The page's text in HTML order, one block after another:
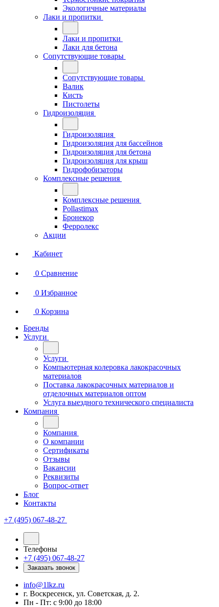
Экологичные материалы
Лаки и пропитки
Лаки и пропитки
Лаки для бетона
Сопутствующие товары
Сопутствующие товары
Валик
Кисть
Пистолеты
Гидроизоляция
Гидроизоляция
Гидроизоляция для бассейнов
Гидроизоляция для бетона
Гидроизоляция для крыш
Гидрофобизаторы
Комплексные решения
Комплексные решения
Pollastimax
Бронекор
Ферролекс
Акции
Кабинет
0 Сравнение
0 Избранное
0 Корзина
Бренды
Услуги
Услуги
Компьютерная колеровка лакокрасочных
материалов
Поставка лакокрасочных материалов и
отделочных материалов оптом
Услуга выездного технического специалиста
Компания
Компания
О компании
Сертификаты
Отзывы
Вакансии
Реквизиты
Вопрос-ответ
Блог
Контакты
+7 (495) 067-48-27
Телефоны
+7 (495) 067-48-27
Заказать звонок
info@1lkz.ru
г. Воскресенск, ул. Советская, д. 2.
Пн - Пт: с 9:00 до 18:00